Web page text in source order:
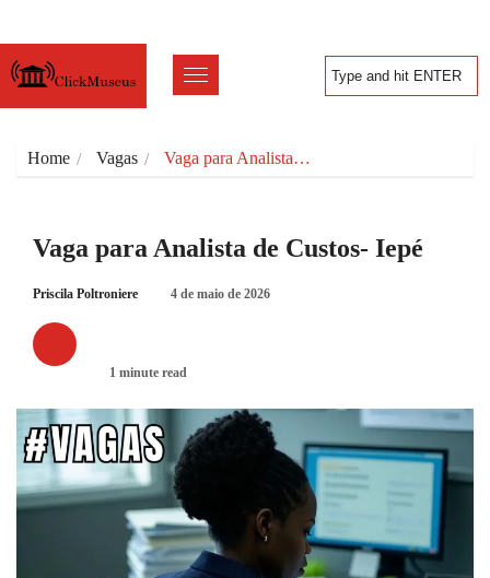
Home Vagas Vaga para Analista…
Vaga para Analista de Custos- Iepé
Priscila Poltroniere 4 de maio de 2026
1 minute read